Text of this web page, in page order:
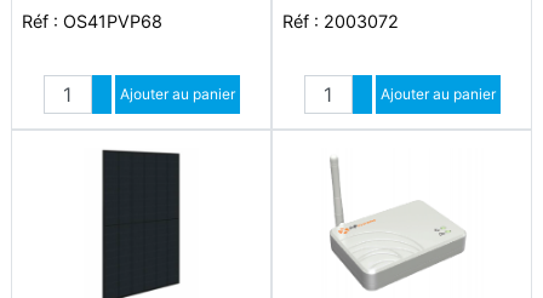
Réf : OS41PVP68
Quantité
Augmenter quantité
Diminuer quantité
Ajouter au panier
Réf : 2003072
Quantité
Augmenter quantité
Diminuer quantité
Ajouter au panier